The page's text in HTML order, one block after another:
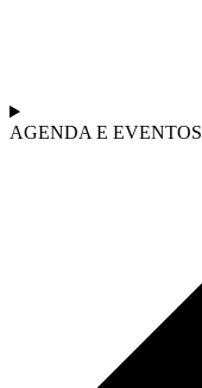
AGENDA E EVENTOS